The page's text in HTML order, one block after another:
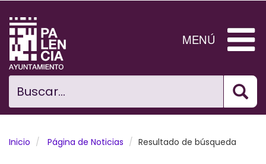
contenido
principal
Buscar...
MENÚ
Ciudad
El Ayuntamiento
Noticias
Inicio Página de Noticias Resultado de búsqueda